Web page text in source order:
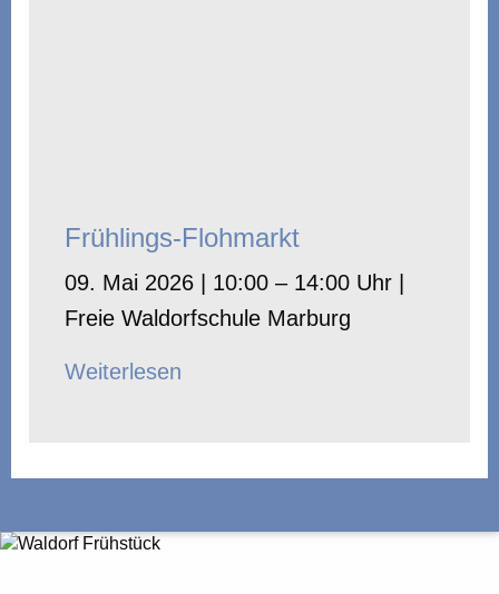
Frühlings-Flohmarkt
09. Mai 2026 | 10:00 – 14:00 Uhr |
Freie Waldorfschule Marburg
Weiterlesen